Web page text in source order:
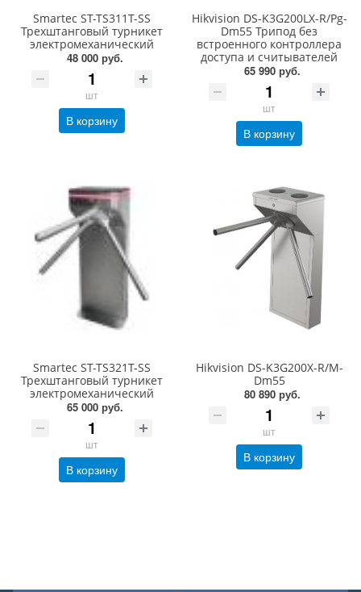
Smartec ST-TS311T-SS
Трехштанговый турникет
электромеханический
48 000 руб.
шт
В корзину
Hikvision DS-K3G200LX-R/Pg-
Dm55 Трипод без
встроенного контроллера
доступа и считывателей
65 990 руб.
шт
В корзину
Smartec ST-TS321T-SS
Трехштанговый турникет
электромеханический
65 000 руб.
шт
В корзину
Hikvision DS-K3G200X-R/M-
Dm55
80 890 руб.
шт
В корзину